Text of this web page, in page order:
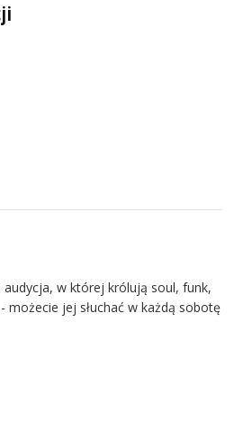
w której królują soul, funk,
możecie jej słuchać w każdą sobotę